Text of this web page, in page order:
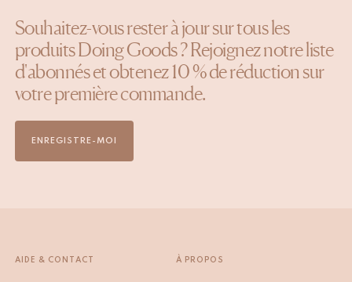
Souhaitez-vous rester à jour sur tous les
produits Doing Goods ? Rejoignez notre liste
d'abonnés et obtenez 10 % de réduction sur
votre première commande.
ENREGISTRE-MOI
AIDE & CONTACT À PROPOS